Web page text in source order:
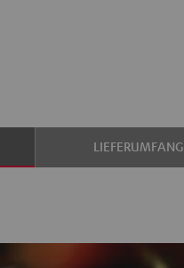
LIEFERUMFANG